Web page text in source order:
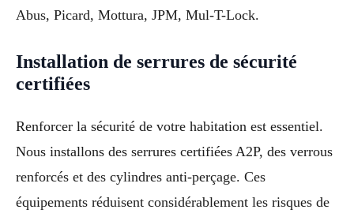
Abus, Picard, Mottura, JPM, Mul-T-Lock.
Installation de serrures de sécurité
certifiées
Renforcer la sécurité de votre habitation est essentiel.
Nous installons des serrures certifiées A2P, des verrous
renforcés et des cylindres anti-perçage. Ces
équipements réduisent considérablement les risques de